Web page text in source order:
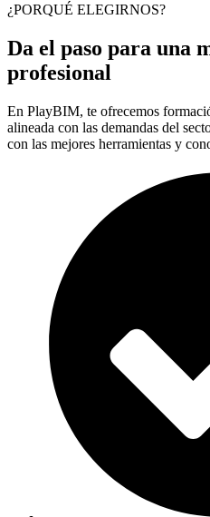
¿PORQUÉ ELEGIRNOS?
Da el paso para una
profesional
En PlayBIM, te ofrecemos
alineada con las demandas del
con las mejores herramientas y